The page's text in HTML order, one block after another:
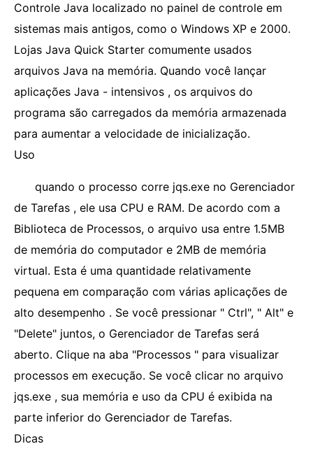
Controle Java localizado no painel de controle em
sistemas mais antigos, como o Windows XP e 2000.
Lojas Java Quick Starter comumente usados ​​
arquivos Java na memória. Quando você lançar
aplicações Java - intensivos , os arquivos do
programa são carregados da memória armazenada
para aumentar a velocidade de inicialização.
Uso
quando o processo corre jqs.exe no Gerenciador
de Tarefas , ele usa CPU e RAM. De acordo com a
Biblioteca de Processos, o arquivo usa entre 1.5MB
de memória do computador e 2MB de memória
virtual. Esta é uma quantidade relativamente
pequena em comparação com várias aplicações de
alto desempenho . Se você pressionar " Ctrl", " Alt" e
"Delete" juntos, o Gerenciador de Tarefas será
aberto. Clique na aba "Processos " para visualizar
processos em execução. Se você clicar no arquivo
jqs.exe , sua memória e uso da CPU é exibida na
parte inferior do Gerenciador de Tarefas.
Dicas